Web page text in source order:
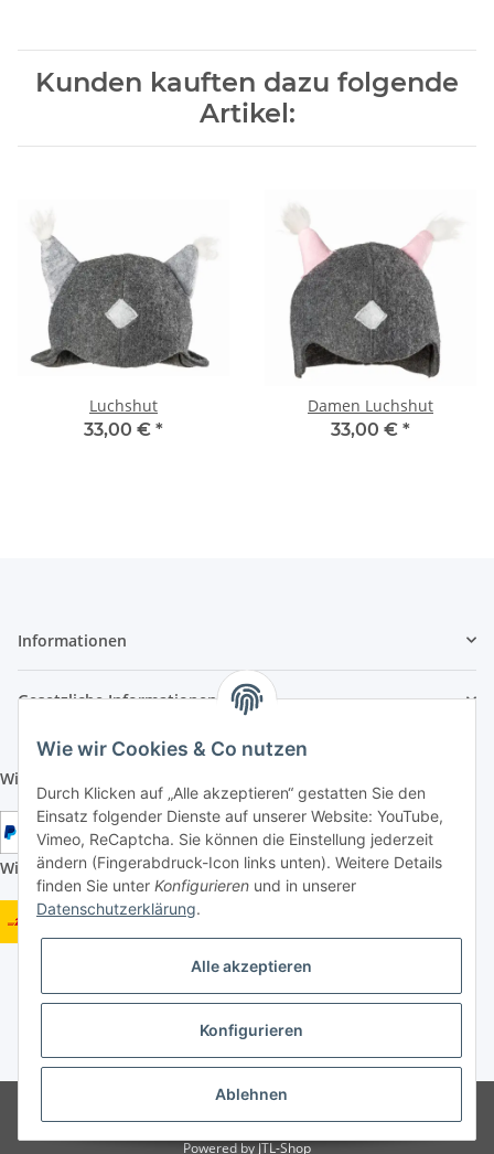
Kunden kauften dazu folgende
Artikel:
Luchshut
33,00 € *
Damen Luchshut
33,00 € *
Informationen
Gesetzliche Informationen
Wir aktzeptieren folgende Zahlungsarten:
Wir versenden mit folgenden Versandarten:
* Alle Preise inkl. gesetzlicher USt., zzgl.
(Tracking aktiv)
Powered byJTL-Shop
Wie wir Cookies & Co nutzen
Durch Klicken auf „Alle akzeptieren“ gestatten Sie den
Einsatz folgender Dienste auf unserer Website: YouTube,
Vimeo, ReCaptcha. Sie können die Einstellung jederzeit
ändern (Fingerabdruck-Icon links unten). Weitere Details
finden Sie unter Konfigurieren und in unserer
Datenschutzerklärung.
Alle akzeptieren
Konfigurieren
Ablehnen